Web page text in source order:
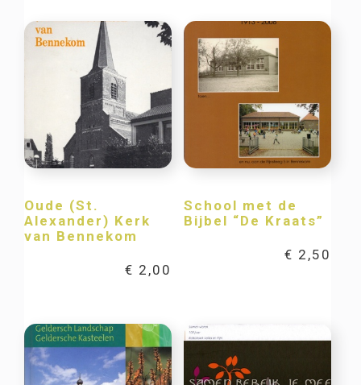
Oude (St.
Alexander) Kerk
van Bennekom
€ 2,00
School met de
Bijbel “De Kraats”
€ 2,50